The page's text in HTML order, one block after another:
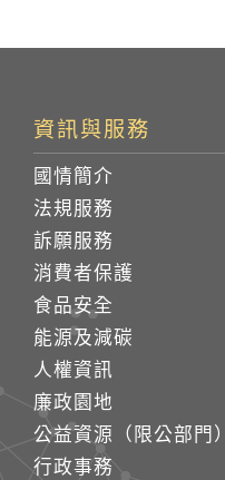
資訊與服務
國情簡介
法規服務
訴願服務
消費者保護
食品安全
能源及減碳
人權資訊
廉政園地
公益資源（限公部門）
行政事務